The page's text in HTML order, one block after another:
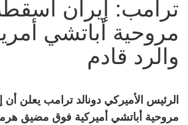
ترامب: إيران
مروحية أباتشي
والرد قادم
الرئيس الأميركي دونالد ترامب يعلن
مروحية أباتشي أميركية فوق مضيق